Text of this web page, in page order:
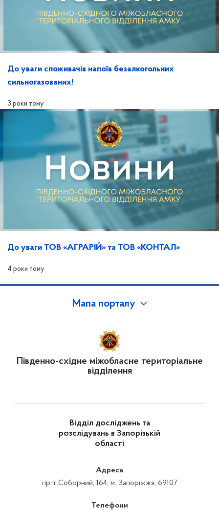
До уваги споживачів напоїв безалкогольних
сильногазованих!
3 роки тому
До уваги ТОВ «АГРАРІЙ» та ТОВ «КОНТАЛ»
4 роки тому
Мапа порталу
Південно-східне міжобласне територіальне
відділення
Відділ досліджень та
розслідувань в Запорізькій
області
Адреса
пр-т Соборний, 164, м. Запоріжжя, 69107
Телефони